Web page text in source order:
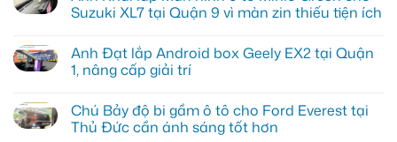
luận
ở
lắp
màn
hình
cho
Honda
CR-
Suzuki XL7 tại Quận 9 vì màn zin thiếu tiện ích
bình
luận
ở
lắp
Màn
hình
Anh Đạt lắp Android box Geely EX2 tại Quận
1, nâng cấp giải trí
bình
luận
ở
Chú Bảy độ bi gầm ô tô cho Ford Everest tại
Thủ Đức cần ánh sáng tốt hơn